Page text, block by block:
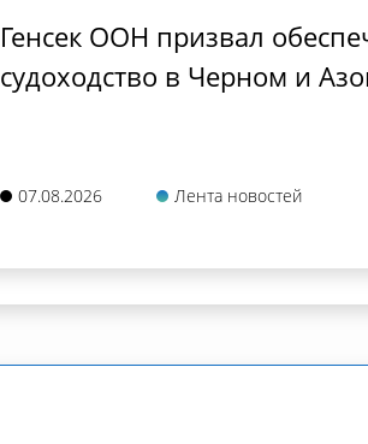
Генсек ООН призвал
судоходство в Черном и
07.08.2026 Лента новостей